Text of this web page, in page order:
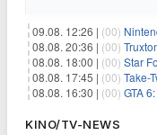
09.08. 12:26 | (00)
08.08. 20:36 | (00) Truxton
08.08. 18:00 | (00) Star
08.08. 17:45 | (00) Take-
08.08. 16:30 | (00) GTA 6:
KINO/TV-NEWS